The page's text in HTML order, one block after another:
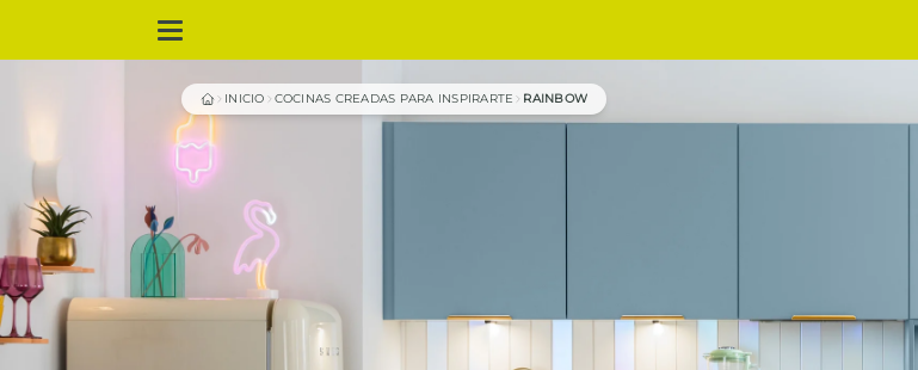
INICIO COCINAS CREADAS PARA INSPIRARTE RAINBOW